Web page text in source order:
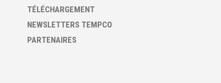
TÉLÉCHARGEMENT
NEWSLETTERS TEMPCO
PARTENAIRES